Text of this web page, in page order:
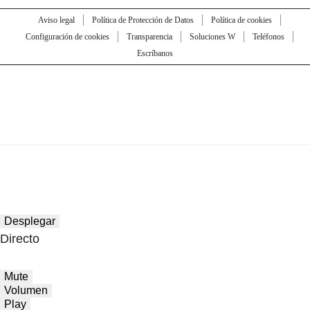
Aviso legal Política de Protección de Datos
Política de cookies
Configuración de cookies
Transparencia Soluciones W
Teléfonos
Escríbanos
Desplegar
Directo
Mute
Volumen
Play